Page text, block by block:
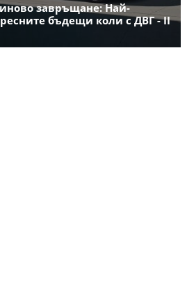
завръщане: Най-
бъдещи коли с ДВГ - II